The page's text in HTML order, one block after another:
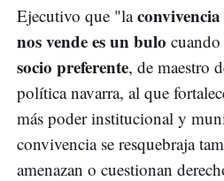
Ejecutivo que "la
nos vende es un bulo
socio preferente, de maestro
política navarra, al que
más poder institucional y
convivencia se resquebraja
amenazan o cuestionan